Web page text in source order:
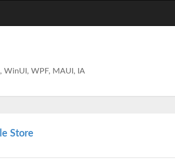
WinUI, WPF, MAUI, IA
Store